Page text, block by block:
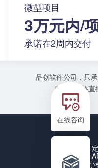
在线咨询
微型项目
3万元内/
承诺在2周内交付
品创软件公司，只
目或者需要